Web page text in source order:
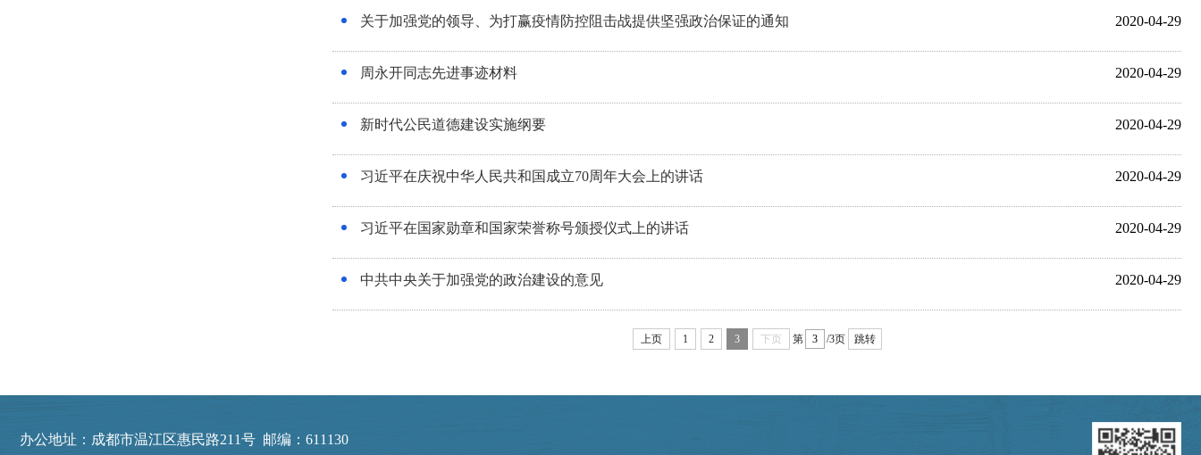
2020-04-29
关于加强党的领导、为打赢疫情防控阻击战提供坚强政治保证的通知
2020-04-29
周永开同志先进事迹材料
2020-04-29
新时代公民道德建设实施纲要
2020-04-29
习近平在庆祝中华人民共和国成立70周年大会上的讲话
2020-04-29
习近平在国家勋章和国家荣誉称号颁授仪式上的讲话
2020-04-29
中共中央关于加强党的政治建设的意见
上页 1 2 3 下页 第 /3页 跳转
办公地址：成都市温江区惠民路211号 邮编：611130